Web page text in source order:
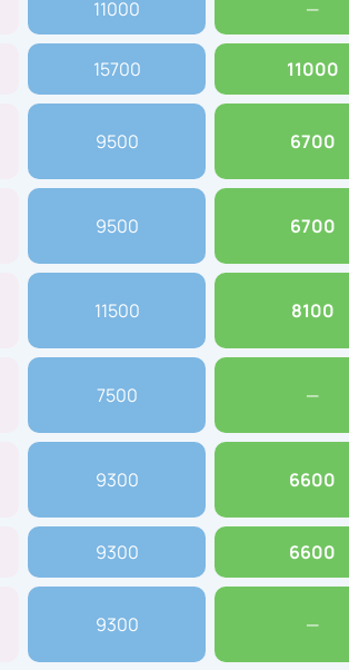
11000 —
15700 11000
9500 6700
9500 6700
11500 8100
7500 —
9300 6600
9300 6600
9300 —